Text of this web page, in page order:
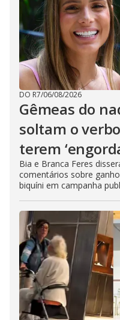
DO R7/06/08/2026
Gêmeas do
soltam o
terem
Bia e Branca Feres
comentários sobre
biquíni em campanha